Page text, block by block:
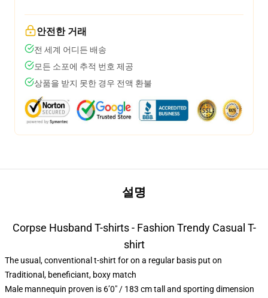
안전한 거래
전 세계 어디든 배송
모든 소포에 추적 번호 제공
상품을 받지 못한 경우 전액 환불
설명
Corpse Husband T-shirts - Fashion Trendy Casual T-
shirt
The usual, conventional t-shirt for on a regular basis put on
Traditional, beneficiant, boxy match
Male mannequin proven is 6’0″ / 183 cm tall and sporting dimension